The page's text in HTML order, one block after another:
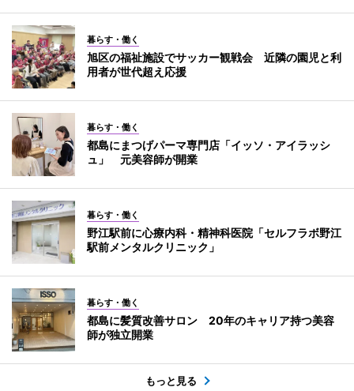
暮らす・働く
旭区の福祉施設でサッカー観戦会 近隣の園児と利
用者が世代超え応援
暮らす・働く
都島にまつげパーマ専門店「イッソ・アイラッシ
ュ」 元美容師が開業
暮らす・働く
野江駅前に心療内科・精神科医院「セルフラボ野江
駅前メンタルクリニック」
暮らす・働く
都島に髪質改善サロン 20年のキャリア持つ美容
師が独立開業
もっと見る